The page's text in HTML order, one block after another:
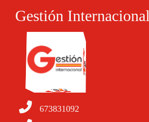
Gestión Internacional
673831092